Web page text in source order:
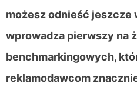
możesz odnieść jeszcze
wprowadza pierwszy na
benchmarkingowych,
reklamodawcom